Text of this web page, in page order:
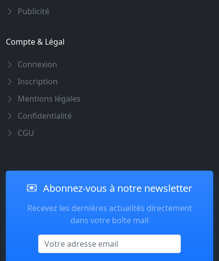
Publicité
Compte & Légal
Connexion
Inscription
Mentions légales
Confidentialité
CGU
Abonnez-vous à notre newsletter
Recevez les dernières actualités directement
dans votre boîte mail
Email